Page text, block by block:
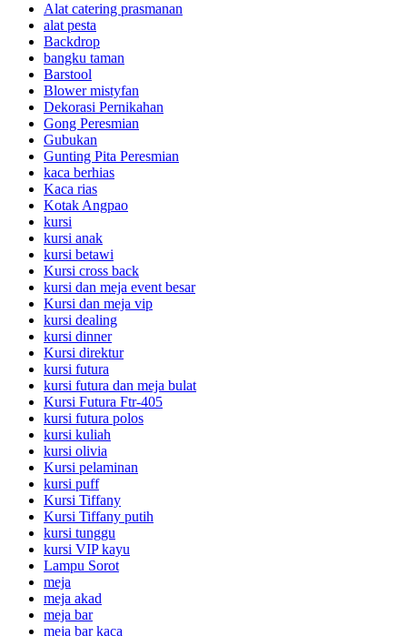
Alat catering prasmanan
alat pesta
Backdrop
bangku taman
Barstool
Blower mistyfan
Dekorasi Pernikahan
Gong Peresmian
Gubukan
Gunting Pita Peresmian
kaca berhias
Kaca rias
Kotak Angpao
kursi
kursi anak
kursi betawi
Kursi cross back
kursi dan meja event besar
Kursi dan meja vip
kursi dealing
kursi dinner
Kursi direktur
kursi futura
kursi futura dan meja bulat
Kursi Futura Ftr-405
kursi futura polos
kursi kuliah
kursi olivia
Kursi pelaminan
kursi puff
Kursi Tiffany
Kursi Tiffany putih
kursi tunggu
kursi VIP kayu
Lampu Sorot
meja
meja akad
meja bar
meja bar kaca